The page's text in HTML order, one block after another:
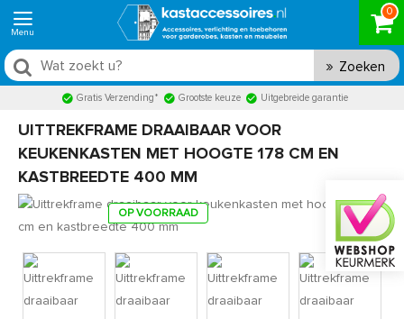
0
Zoeken
Gratis Verzending* Grootste keuze Uitgebreide garantie
UITTREKFRAME DRAAIBAAR VOOR
KEUKENKASTEN MET HOOGTE 178 CM EN
KASTBREEDTE 400 MM
OP VOORRAAD